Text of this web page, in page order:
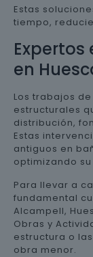
Estas
tiempo,
en
Los trabajos
estructurales
distribución,
Estas
antiguos en
optimizando
Para llevar a
fundamental
Alcampell,
Obras y
estructura o
obra menor.